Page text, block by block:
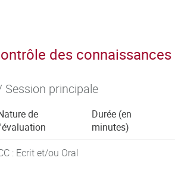
des connaissances
Session principale
de
Durée (en
minutes)
: Ecrit et/ou Oral